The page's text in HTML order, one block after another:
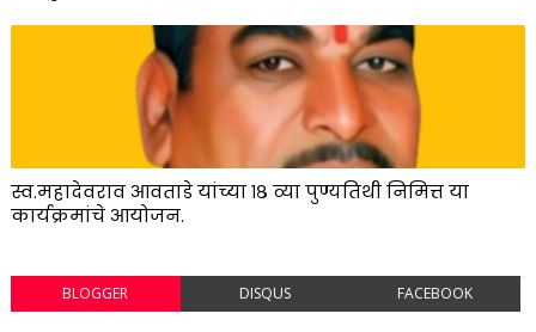
स्व.महादेवराव आवताडे यांच्या १८ व्या पुण्यतिथी निमित्त या
कार्यक्रमांचे आयोजन.
BLOGGER DISQUS FACEBOOK